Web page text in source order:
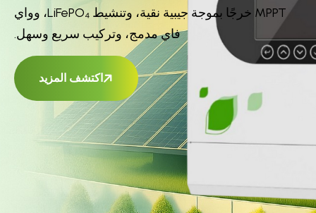
MPPT خرجًا بموجة جيبية نقية، وتنشيط LiFePO₄، وواي
فاي مدمج، وتركيب سريع وسهل.
اكتشف المزيد